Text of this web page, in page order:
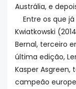
Austrália, e
Entre os que
Kwiatkowski
Bernal, terceiro
última edição,
Kasper Asgreen,
campeão